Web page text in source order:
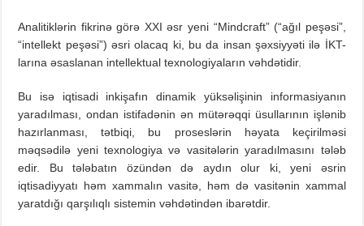
Analitiklərin fikrinə görə XXI əsr yeni “Mindcraft” (“ağıl peşəsi”,
“intellekt peşəsi”) əsri olacaq ki, bu da insan şəxsiyyəti ilə İKT-
larına əsaslanan intellektual texnologiyaların vəhdətidir.
Bu isə iqtisadi inkişafın dinamik yüksəlişinin informasiyanın
yaradılması, ondan istifadənin ən mütərəqqi üsullarının işlənib
hazırlanması, tətbiqi, bu proseslərin həyata keçirilməsi
məqsədilə yeni texnologiya və vasitələrin yaradılmasını tələb
edir. Bu tələbatın özündən də aydın olur ki, yeni əsrin
iqtisadiyyatı həm xammalın vasitə, həm də vasitənin xammal
yaratdığı qarşılıqlı sistemin vəhdətindən ibarətdir.